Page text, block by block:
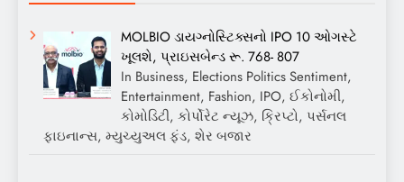
MOLBIO ડાયગ્નોસ્ટિક્સનો IPO 10 ઓગસ્ટે
ખૂલશે, પ્રાઇસબેન્ડ રૂ. 768- 807
In Business, Elections Politics Sentiment,
Entertainment, Fashion, IPO, ઈકોનોમી,
કોમોડિટી, કોર્પોરેટ ન્યૂઝ, ક્રિપ્ટો, પર્સનલ
ફાઇનાન્સ, મ્યુચ્યુઅલ ફંડ, શેર બજાર